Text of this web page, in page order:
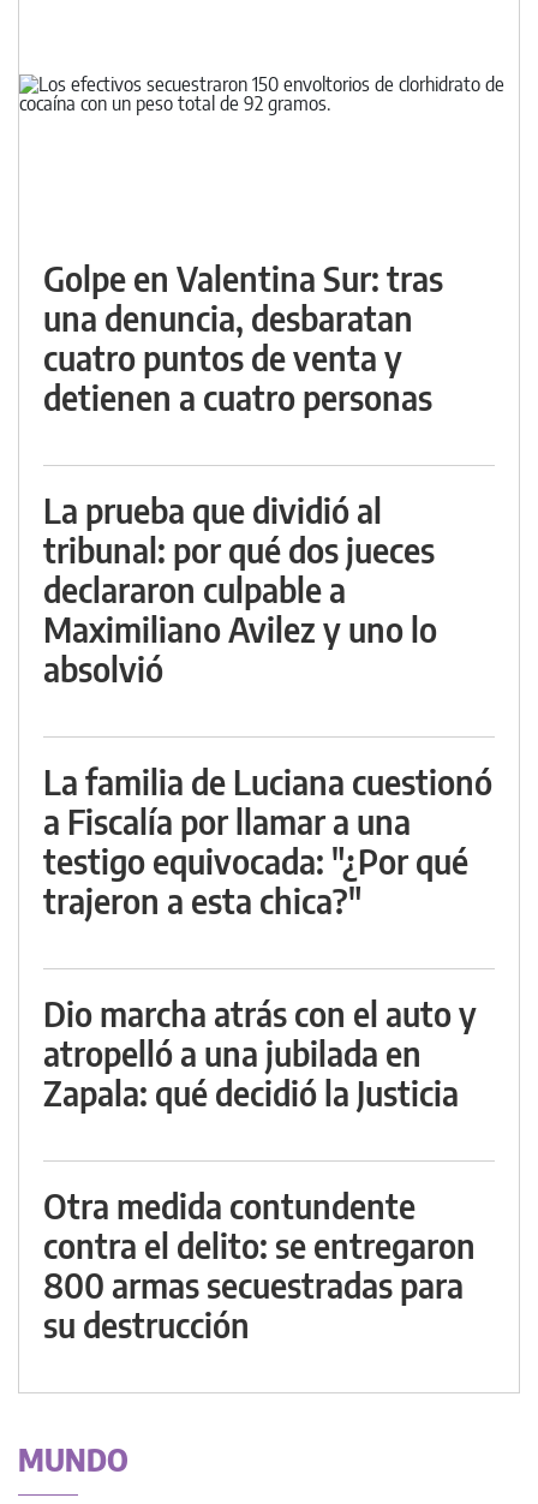
Golpe en Valentina Sur: tras
una denuncia, desbaratan
cuatro puntos de venta y
detienen a cuatro personas
La prueba que dividió al
tribunal: por qué dos jueces
declararon culpable a
Maximiliano Avilez y uno lo
absolvió
La familia de Luciana cuestionó
a Fiscalía por llamar a una
testigo equivocada: "¿Por qué
trajeron a esta chica?"
Dio marcha atrás con el auto y
atropelló a una jubilada en
Zapala: qué decidió la Justicia
Otra medida contundente
contra el delito: se entregaron
800 armas secuestradas para
su destrucción
MUNDO